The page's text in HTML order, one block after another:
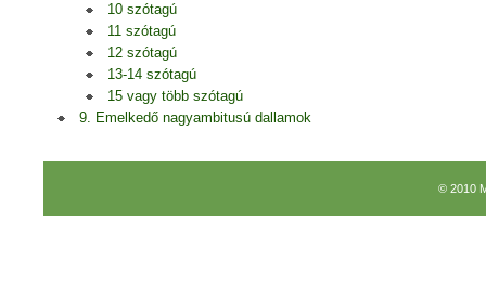
10 szótagú
11 szótagú
12 szótagú
13-14 szótagú
15 vagy több szótagú
9. Emelkedő nagyambitusú dallamok
© 2010